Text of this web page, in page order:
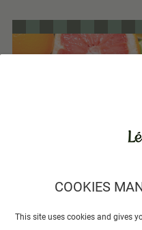
COOKIES
This site uses cookies and gives